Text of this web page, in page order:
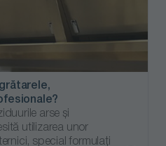
arse și
utilizarea unor
special formulați